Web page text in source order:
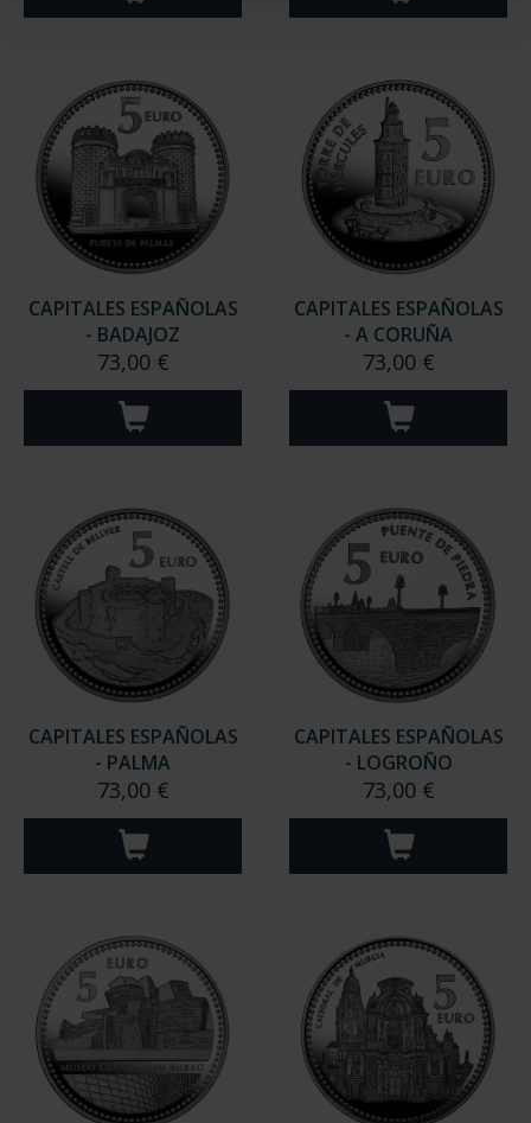
CAPITALES ESPAÑOLAS
- BADAJOZ
73,00 €
CAPITALES ESPAÑOLAS
- A CORUÑA
73,00 €
CAPITALES ESPAÑOLAS
- PALMA
73,00 €
CAPITALES ESPAÑOLAS
- LOGROÑO
73,00 €